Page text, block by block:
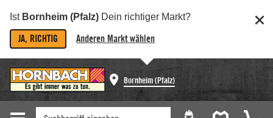
Ist Bornheim (Pfalz) Dein richtiger Markt?
JA, RICHTIG Anderen Markt wählen
Bornheim (Pfalz)